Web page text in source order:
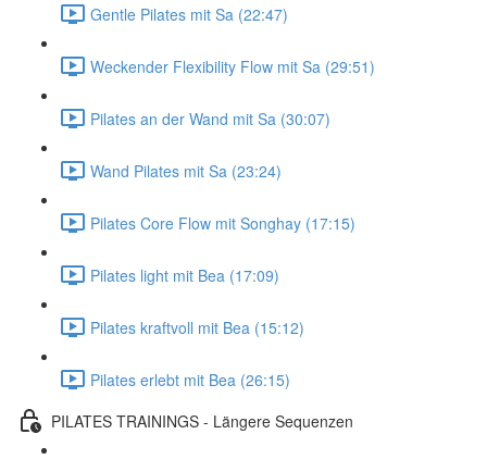
Gentle Pilates mit Sa (22:47)
Weckender Flexibility Flow mit Sa (29:51)
Pilates an der Wand mit Sa (30:07)
Wand Pilates mit Sa (23:24)
Pilates Core Flow mit Songhay (17:15)
Pilates light mit Bea (17:09)
Pilates kraftvoll mit Bea (15:12)
Pilates erlebt mit Bea (26:15)
PILATES TRAININGS - Längere Sequenzen